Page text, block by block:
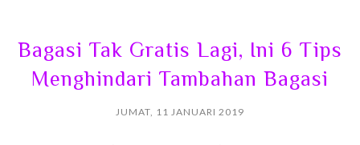
Bagasi Tak Gratis Lagi, Ini 6 Tips
Menghindari Tambahan Bagasi
JUMAT, 11 JANUARI 2019